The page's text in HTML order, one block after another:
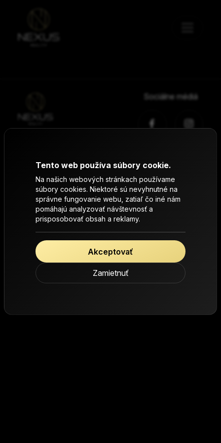
Tento web používa súbory cookie.
Na našich webových stránkach používame
súbory cookies. Niektoré sú nevyhnutné na
správne fungovanie webu, zatiaľ čo iné nám
pomáhajú analyzovať návštevnosť a
prisposobovať obsah a reklamy.
Akceptovať
Zamietnuť
Sociálne médiá
Admin